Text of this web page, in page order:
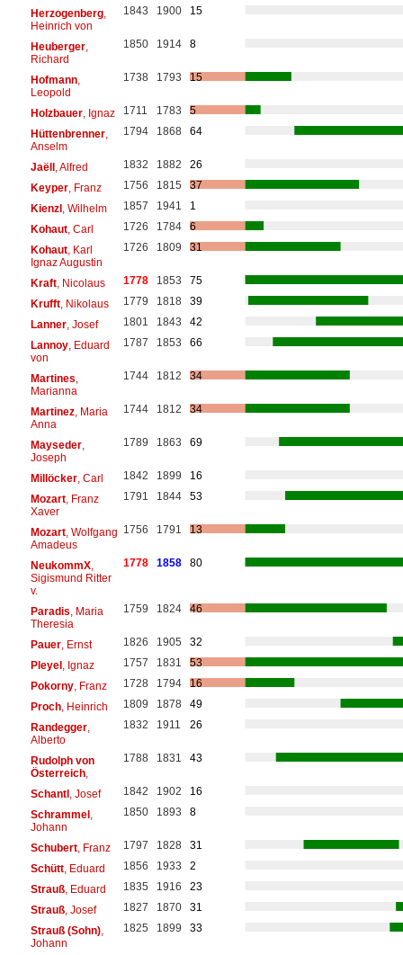
Herzogenberg,
Heinrich von
1843 1900 15
Heuberger,
Richard
1850 1914 8
Hofmann,
Leopold
1738 1793 15
Holzbauer, Ignaz 1711 1783
5
Hüttenbrenner,
Anselm
1794 1868 64
Jaëll, Alfred 1832 1882
26
Keyper, Franz 1756 1815
37
Kienzl, Wilhelm 1857 1941
1
Kohaut, Carl 1726 1784
6
Kohaut, Karl
Ignaz Augustin
1726 1809 31
Kraft, Nicolaus 1778 1853
75
Krufft, Nikolaus 1779 1818
39
Lanner, Josef 1801 1843
42
Lannoy, Eduard
von
1787 1853 66
Martines
Marianna
1744 1812 34
Martinez, Maria
Anna
1744 1812 34
Mayseder,
Joseph
1789 1863 69
Millöcker, Carl 1842 1899
16
Mozart, Franz
Xaver
1791 1844 53
Mozart, Wolfgang
Amadeus
1756 1791 13
NeukommX,
Sigismund Ritter
v.
1778 1858 80
Paradis , Maria
Theresia
1759 1824 46
Pauer, Ernst 1826 1905
32
Pleyel, Ignaz 1757 1831
53
Pokorny, Franz 1728 1794
16
Proch, Heinrich 1809 1878
49
Randegger,
Alberto
1832 1911 26
Rudolph von
Österreich,
1788 1831 43
Schantl, Josef 1842 1902
16
Schrammel,
Johann
1850 1893 8
Schubert, Franz 1797 1828
31
Schütt, Eduard 1856 1933
2
Strauß, Eduard 1835 1916
23
Strauß, Josef 1827 1870
31
Strauß (Sohn),
Johann
1825 1899 33